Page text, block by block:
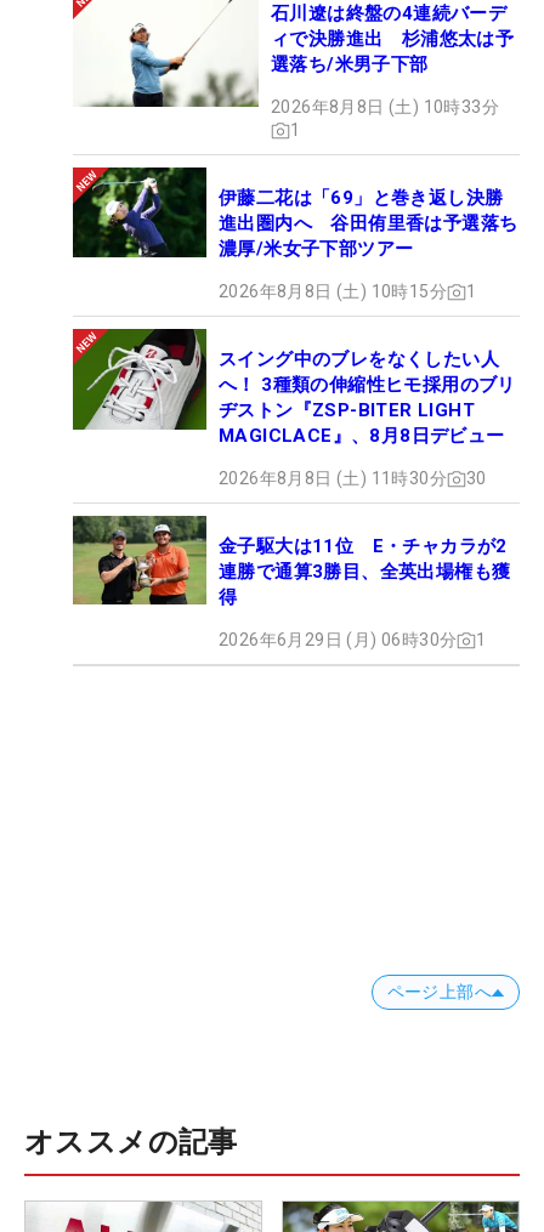
石川遼は終盤の4連続バーデ
ィで決勝進出 杉浦悠太は予
選落ち/米男子下部
2026年8月8日 (土) 10時33分
1
伊藤二花は「69」と巻き返し決勝
進出圏内へ 谷田侑里香は予選落ち
濃厚/米女子下部ツアー
2026年8月8日 (土) 10時15分 1
スイング中のブレをなくしたい人
へ！ 3種類の伸縮性ヒモ採用のブリ
ヂストン『ZSP-BITER LIGHT
MAGICLACE』、8月8日デビュー
2026年8月8日 (土) 11時30分 30
金子駆大は11位 E・チャカラが2
連勝で通算3勝目、全英出場権も獲
得
2026年6月29日 (月) 06時30分 1
ページ上部へ
オススメの記事